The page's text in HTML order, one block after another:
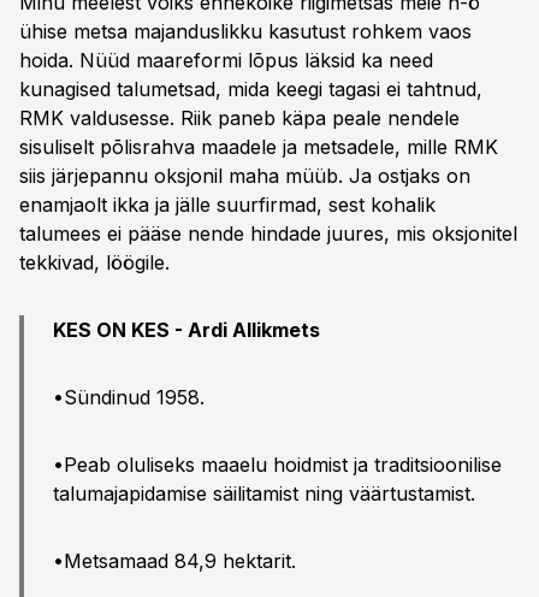
ühise metsa majanduslikku kasutust rohkem vaos
hoida. Nüüd maareformi lõpus läksid ka need
kunagised talumetsad, mida keegi tagasi ei tahtnud,
RMK valdusesse. Riik paneb käpa peale nendele
sisuliselt põlisrahva maadele ja metsadele, mille RMK
siis järjepannu oksjonil maha müüb. Ja ostjaks on
enamjaolt ikka ja jälle suurfirmad, sest kohalik
talumees ei pääse nende hindade juures, mis oksjonitel
tekkivad, löögile.
KES ON KES - Ardi Allikmets
•Sündinud 1958.
•Peab oluliseks maaelu hoidmist ja traditsioonilise
talumajapidamise säilitamist ning väärtustamist.
•Metsamaad 84,9 hektarit.